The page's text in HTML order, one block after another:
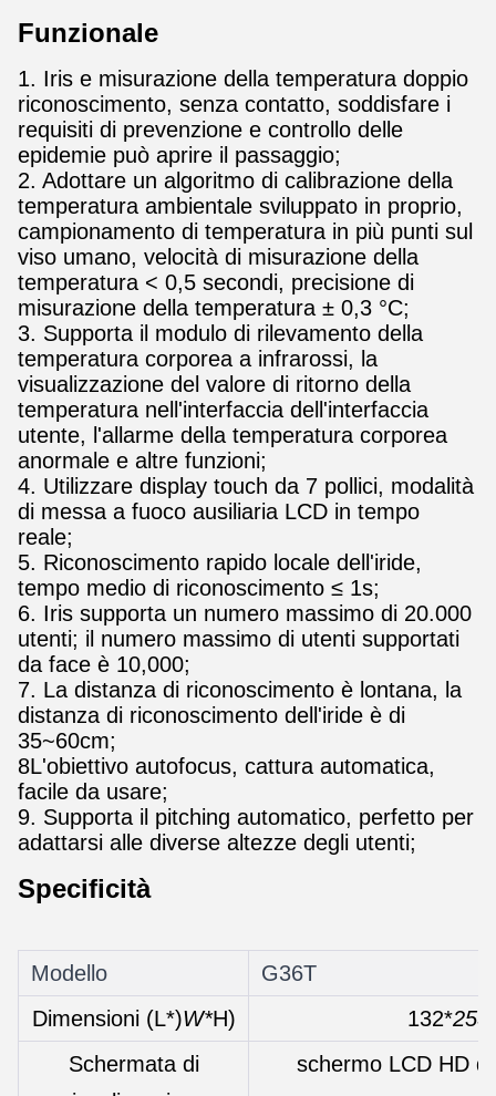
Funzionale
1. Iris e misurazione della temperatura doppio
riconoscimento, senza contatto, soddisfare i
requisiti di prevenzione e controllo delle
epidemie può aprire il passaggio;
2. Adottare un algoritmo di calibrazione della
temperatura ambientale sviluppato in proprio,
campionamento di temperatura in più punti sul
viso umano, velocità di misurazione della
temperatura < 0,5 secondi, precisione di
misurazione della temperatura ± 0,3 °C;
3. Supporta il modulo di rilevamento della
temperatura corporea a infrarossi, la
visualizzazione del valore di ritorno della
temperatura nell'interfaccia dell'interfaccia
utente, l'allarme della temperatura corporea
anormale e altre funzioni;
4. Utilizzare display touch da 7 pollici, modalità
di messa a fuoco ausiliaria LCD in tempo
reale;
5. Riconoscimento rapido locale dell'iride,
tempo medio di riconoscimento ≤ 1s;
6. Iris supporta un numero massimo di 20.000
utenti; il numero massimo di utenti supportati
da face è 10,000;
7. La distanza di riconoscimento è lontana, la
distanza di riconoscimento dell'iride è di
35~60cm;
8L'obiettivo autofocus, cattura automatica,
facile da usare;
9. Supporta il pitching automatico, perfetto per
adattarsi alle diverse altezze degli utenti;
Specificità
Modello
G36T
Dimensioni (L*)W*H) 132*
Schermata di
schermo LCD HD